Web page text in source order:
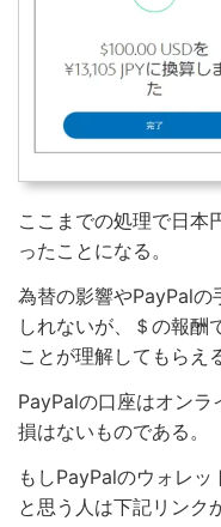
ここまでの処理で日本
ったことになる。
為替の影響やPayPalの
しれないが、＄の報酬
ことが理解してもらえ
PayPalの口座はオンラ
損はないものである。
もしPayPalのウォレ
と思う人は下記リンク